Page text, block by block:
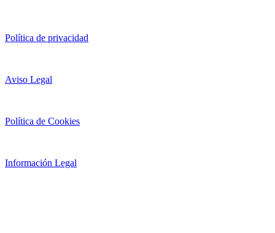
Política de privacidad
Aviso Legal
Política de Cookies
Información Legal